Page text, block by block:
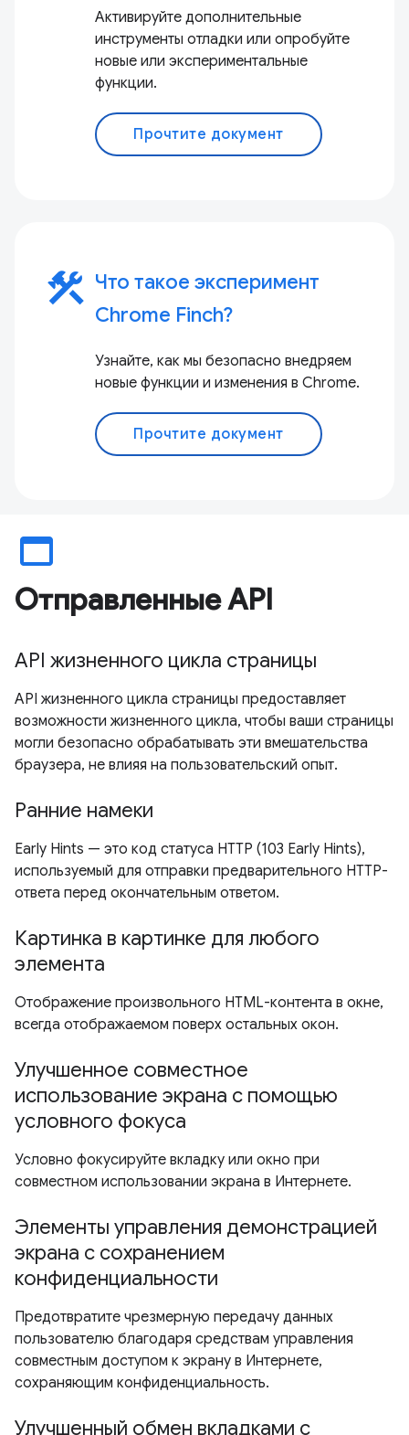
Активируйте дополнительные
инструменты отладки или опробуйте
новые или экспериментальные
функции.
Прочтите документ
construction Что такое эксперимент
Chrome Finch?
Узнайте, как мы безопасно внедряем
новые функции и изменения в Chrome.
Прочтите документ
web_asset
Отправленные API
API жизненного цикла страницы
API жизненного цикла страницы предоставляет
возможности жизненного цикла, чтобы ваши страницы
могли безопасно обрабатывать эти вмешательства
браузера, не влияя на пользовательский опыт.
Ранние намеки
Early Hints — это код статуса HTTP (103 Early Hints),
используемый для отправки предварительного HTTP-
ответа перед окончательным ответом.
Картинка в картинке для любого
элемента
Отображение произвольного HTML-контента в окне,
всегда отображаемом поверх остальных окон.
Улучшенное совместное
использование экрана с помощью
условного фокуса
Условно фокусируйте вкладку или окно при
совместном использовании экрана в Интернете.
Элементы управления демонстрацией
экрана с сохранением
конфиденциальности
Предотвратите чрезмерную передачу данных
пользователю благодаря средствам управления
совместным доступом к экрану в Интернете,
сохраняющим конфиденциальность.
Улучшенный обмен вкладками с